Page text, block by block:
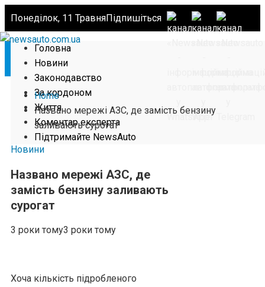
Понеділок, 11 ТравняПідпишіться
Головна
Новини
Законодавство
За кордоном
Життя
Коментар експерта
Підтримайте NewsAuto
Home
Названо мережі АЗС, де замість бензину
заливають сурогат
Новини
Названо мережі АЗС, де
замість бензину заливають
сурогат
3 роки тому3 роки тому
Хоча кількість підробленого